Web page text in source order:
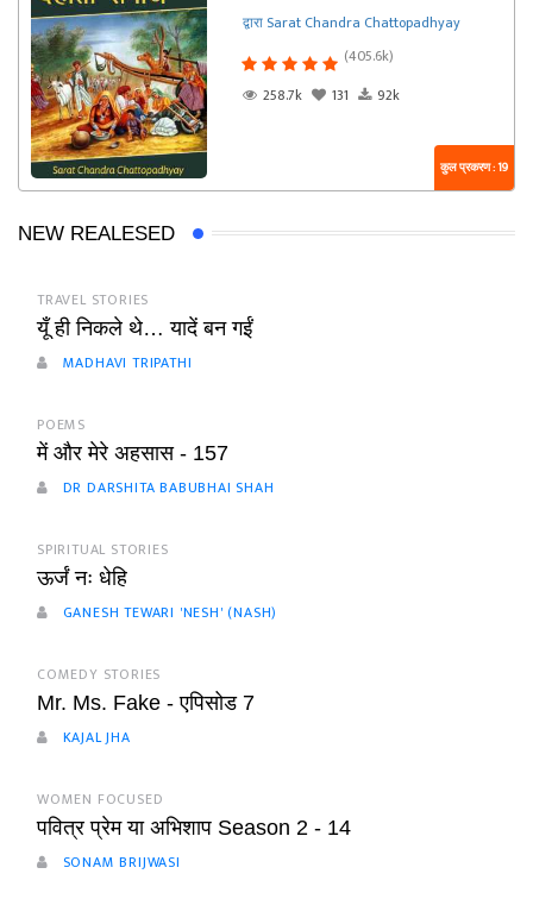
द्वारा Sarat Chandra Chattopadhyay
(405.6k)
258.7k
131 92k
कुल प्रकरण : 19
NEW REALESED
TRAVEL STORIES
यूँ ही निकले थे… यादें बन गईं
MADHAVI TRIPATHI
POEMS
में और मेरे अहसास - 157
DR DARSHITA BABUBHAI SHAH
SPIRITUAL STORIES
ऊर्जं नः धेहि
GANESH TEWARI 'NESH' (NASH)
COMEDY STORIES
Mr. Ms. Fake - एपिसोड 7
KAJAL JHA
WOMEN FOCUSED
पवित्र प्रेम या अभिशाप Season 2 - 14
SONAM BRIJWASI